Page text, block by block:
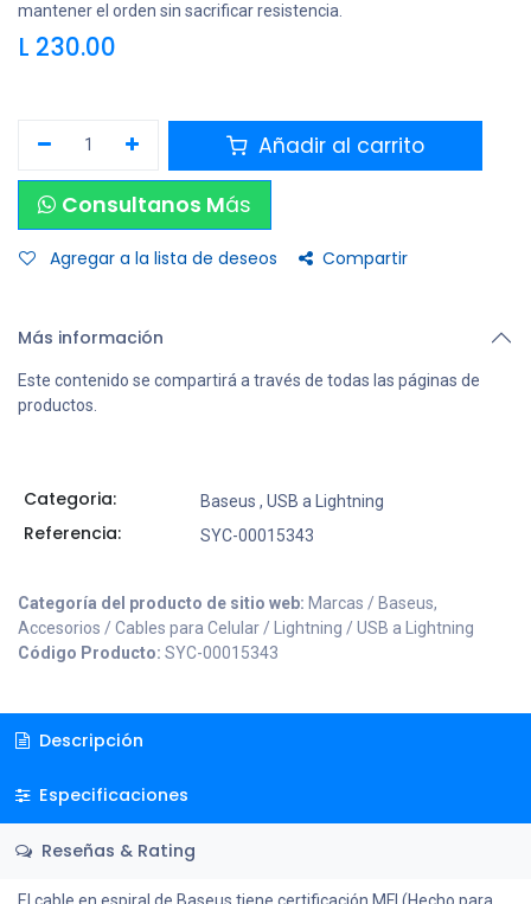
mantener el orden sin sacrificar resistencia.
L 230.00
Añadir al carrito
Consultanos Más
Agregar a la lista de deseos Compartir
Más información
Este contenido se compartirá a través de todas las páginas de
productos.
Categoria: Baseus , USB a Lightning
Referencia: SYC-00015343
Categoría del producto de sitio web: Marcas / Baseus,
Accesorios / Cables para Celular / Lightning / USB a Lightning
Código Producto: SYC-00015343
Descripción
Especificaciones
Reseñas & Rating
El cable en espiral de Baseus tiene certificación MFI (Hecho para